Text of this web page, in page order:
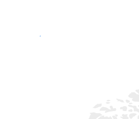
Comece hoje mesmo